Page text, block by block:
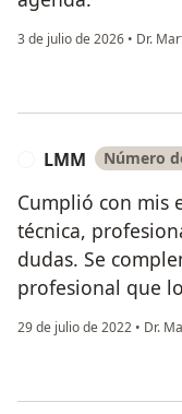
3 de julio de 2026 • Dr.
LMM Número
Cumplió con mis
técnica,
dudas. Se
profesional que
29 de julio de 2022 • Dr.